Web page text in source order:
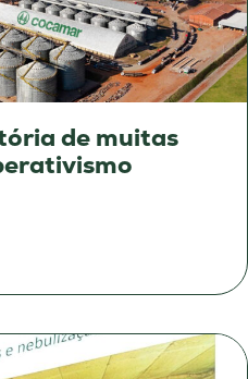
de muitas